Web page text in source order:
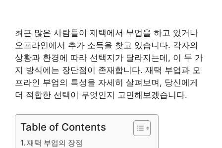
최근 많은 사람들이 재택에서 부업을 하고 있거나
오프라인에서 추가 소득을 찾고 있습니다. 각자의
상황과 환경에 따라 선택지가 달라지는데, 이 두 가
지 방식에는 장단점이 존재합니다. 재택 부업과 오
프라인 부업의 특성을 자세히 살펴보며, 당신에게
더 적합한 선택이 무엇인지 고민해보겠습니다.
Table of Contents
재택 부업의 장점